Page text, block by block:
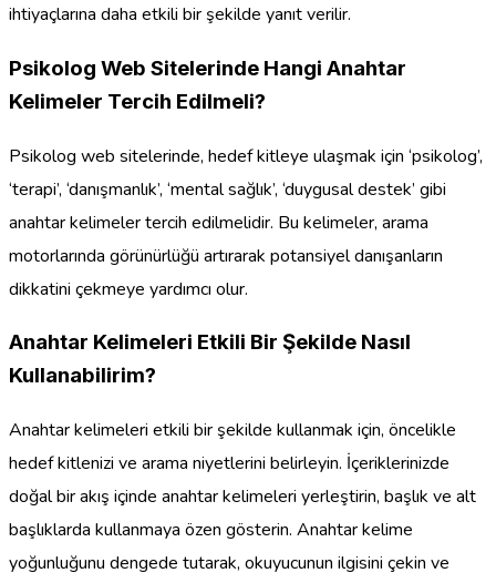
ihtiyaçlarına daha etkili bir şekilde yanıt verilir.
Psikolog Web Sitelerinde Hangi Anahtar
Kelimeler Tercih Edilmeli?
Psikolog web sitelerinde, hedef kitleye ulaşmak için ‘psikolog’,
‘terapi’, ‘danışmanlık’, ‘mental sağlık’, ‘duygusal destek’ gibi
anahtar kelimeler tercih edilmelidir. Bu kelimeler, arama
motorlarında görünürlüğü artırarak potansiyel danışanların
dikkatini çekmeye yardımcı olur.
Anahtar Kelimeleri Etkili Bir Şekilde Nasıl
Kullanabilirim?
Anahtar kelimeleri etkili bir şekilde kullanmak için, öncelikle
hedef kitlenizi ve arama niyetlerini belirleyin. İçeriklerinizde
doğal bir akış içinde anahtar kelimeleri yerleştirin, başlık ve alt
başlıklarda kullanmaya özen gösterin. Anahtar kelime
yoğunluğunu dengede tutarak, okuyucunun ilgisini çekin ve